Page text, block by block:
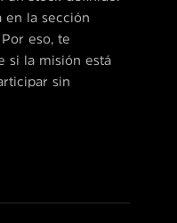
en la sección
eso, te
si la misión está
sin